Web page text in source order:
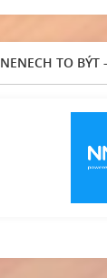
NENECH TO BÝT